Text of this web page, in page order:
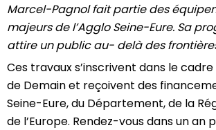
Marcel-Pagnol fait partie des
majeurs de l’Agglo Seine-Eure. Sa
attire un public au- delà des
Ces travaux s’inscrivent dans le
de Demain et reçoivent des
Seine-Eure, du Département, de la
de l’Europe. Rendez-vous dans un an